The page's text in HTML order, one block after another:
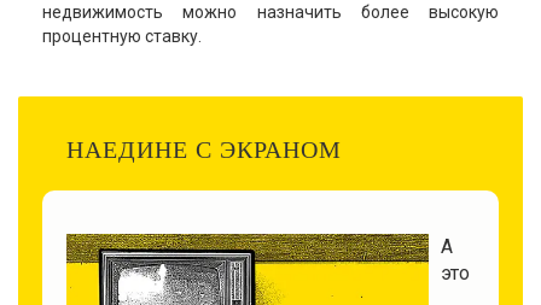
недвижимость можно назначить более высокую
процентную ставку.
НАЕДИНЕ С ЭКРАНОМ
А
это